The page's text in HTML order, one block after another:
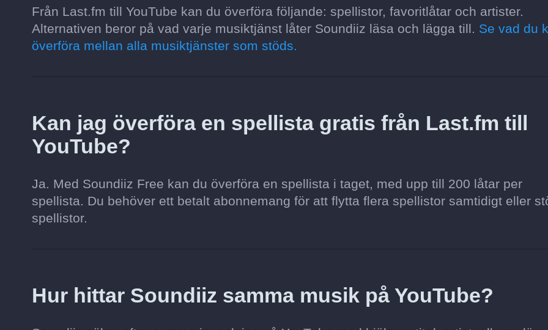
Från Last.fm till YouTube kan du överföra följande: spellistor, favoritlåtar och artister.
Alternativen beror på vad varje musiktjänst låter Soundiiz läsa och lägga till. Se vad du
överföra mellan alla musiktjänster som stöds.
Kan jag överföra en spellista gratis från Last.fm till
YouTube?
Ja. Med Soundiiz Free kan du överföra en spellista i taget, med upp till 200 låtar per
spellista. Du behöver ett betalt abonnemang för att flytta flera spellistor samtidigt eller
spellistor.
Hur hittar Soundiiz samma musik på YouTube?